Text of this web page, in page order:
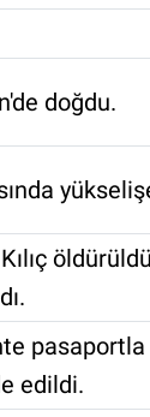
doğdu.
pasaportla
edildi.